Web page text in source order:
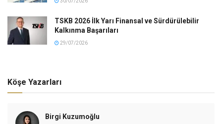
TSKB 2026 İlk Yarı Finansal ve Sürdürülebilir
Kalkınma Başarıları
29/07/2026
Köşe Yazarları
Birgi Kuzumoğlu